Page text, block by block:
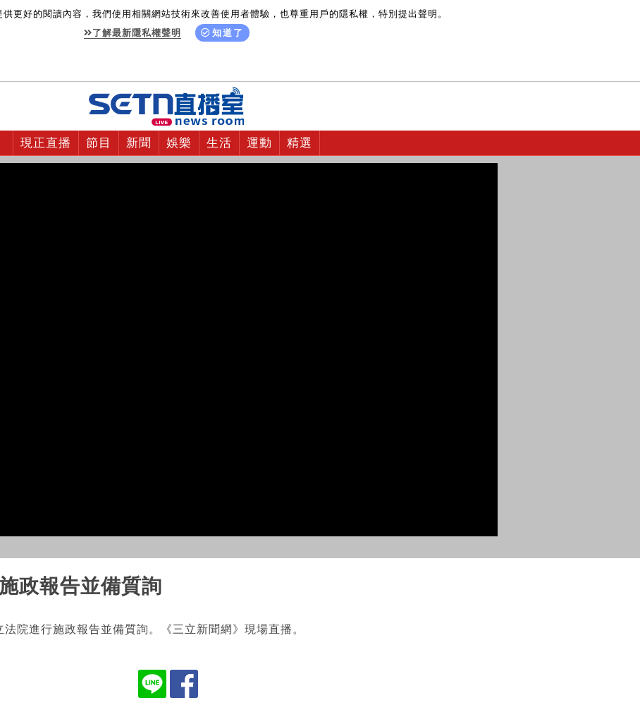
供更好的閱讀內容，我們使用相關網站技術來改善使用者體驗，也尊重用戶的隱私權，特別提出聲明。
了解最新隱私權聲明
知道了
現正直播 節目 新聞 娛樂 生活 運動 精選
政報告並備質詢
院進行施政報告並備質詢。《三立新聞網》現場直播。